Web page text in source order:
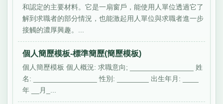
和認定的主要材料。它是一扇窗戶，能使用人單位透過它了
解到求職者的部分情況，也能激起用人單位與求職者進一步
接觸的濃厚興趣。...
個人簡歷模板-標準簡歷(簡歷模板)
個人簡歷模板 個人概況: 求職意向; ________________ 姓
名: ________________ 性別: ________ 出生年月: ____
年 __月_...